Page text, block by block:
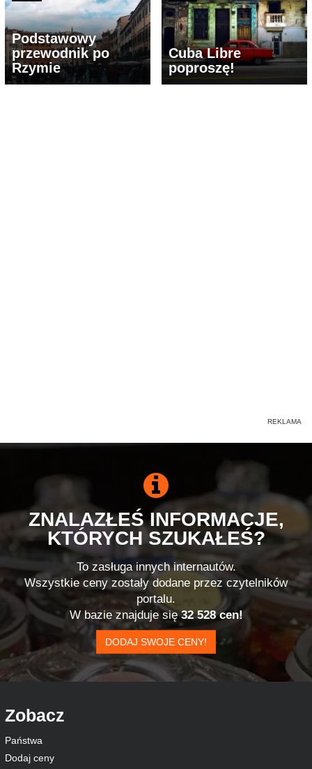
Podstawowy
przewodnik po
Rzymie
Cuba Libre
poproszę!
ZNALAZŁEŚ INFORMACJE,
KTÓRYCH SZUKAŁEŚ?
To zasługa innych internautów.
Wszystkie ceny zostały dodane przez czytelników
portalu.
W bazie znajduje się32 528 cen!
DODAJ SWOJE CENY!
Zobacz
Państwa
Dodaj ceny